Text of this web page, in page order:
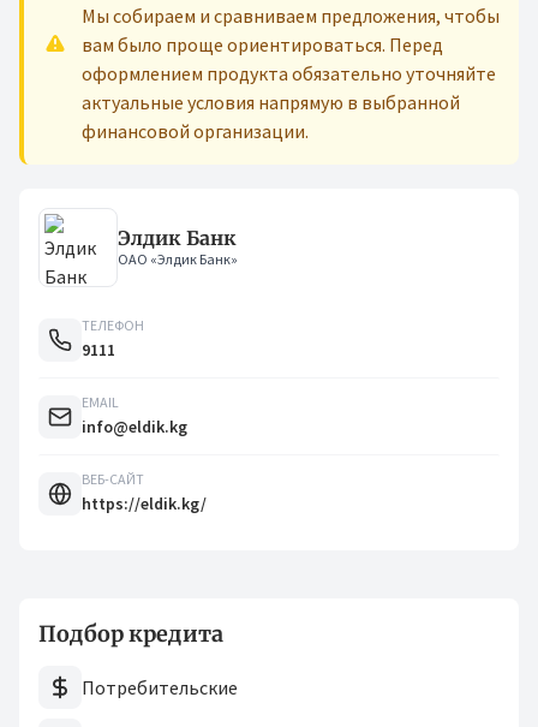
Мы собираем и сравниваем предложения, чтобы
вам было проще ориентироваться. Перед
оформлением продукта обязательно уточняйте
актуальные условия напрямую в выбранной
финансовой организации.
Элдик Банк
ОАО «Элдик Банк»
ТЕЛЕФОН
9111
EMAIL
info@eldik.kg
ВЕБ-САЙТ
https://eldik.kg/
Подбор кредита
Потребительские